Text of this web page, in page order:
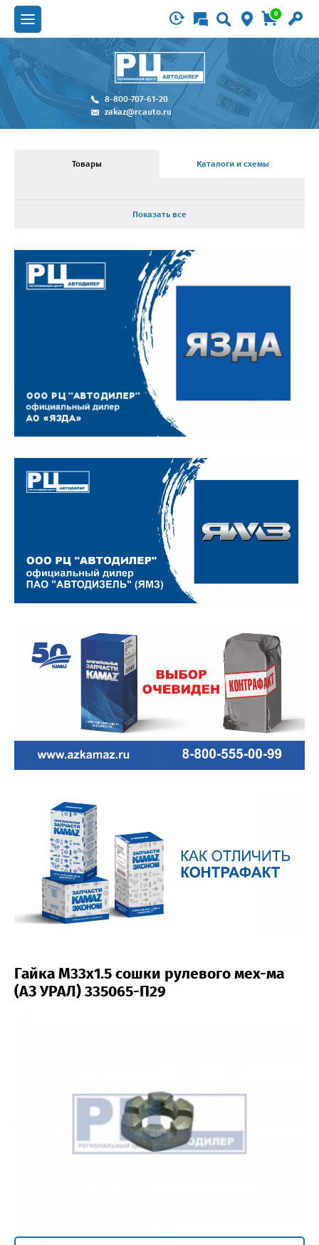
0
8-800-707-61-20
zakaz@rcauto.ru
Товары Каталоги и схемы
Показать все
Гайка М33х1.5 сошки рулевого мех-ма
(АЗ УРАЛ) 335065-П29